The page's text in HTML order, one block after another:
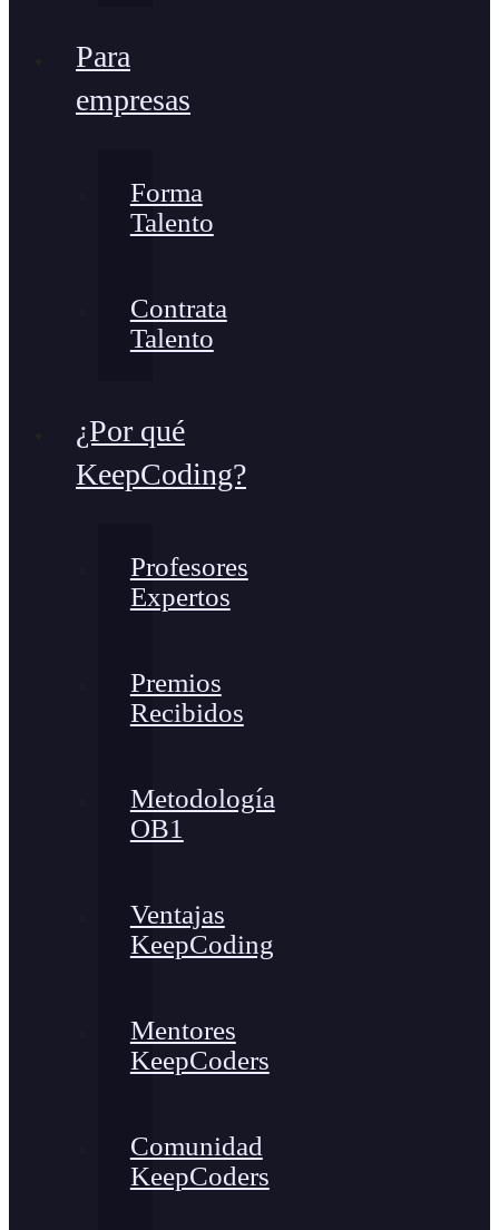
Para
empresas
Forma
Talento
Contrata
Talento
¿Por qué
KeepCoding?
Profesores
Expertos
Premios
Recibidos
Metodología
OB1
Ventajas
KeepCoding
Mentores
KeepCoders
Comunidad
KeepCoders